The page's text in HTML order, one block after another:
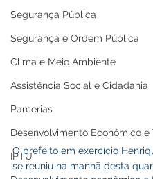
Segurança Pública
Segurança e Ordem Pública
Clima e Meio Ambiente
Assistência Social e Cidadania
Parcerias
Desenvolvimento Econômico e
IPTU
O prefeito em exercício
se reuniu na manhã desta